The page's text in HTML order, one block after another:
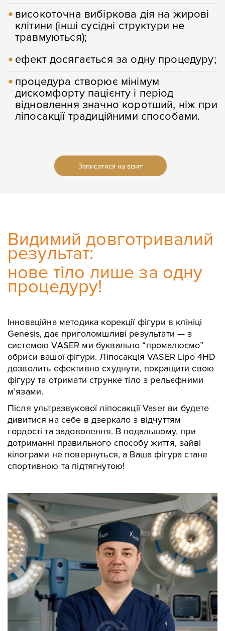
високоточна вибіркова дія на жирові
клітини (інші сусідні структури не
травмуються);
ефект досягається за одну процедуру;
процедура створює мінімум
дискомфорту пацієнту і період
відновлення значно коротший, ніж при
ліпосакції традиційними способами.
Записатися на візит
Видимий довготривалий
результат:
нове тіло лише за одну
процедуру!
Інноваційна методика корекції фігури в клініці
Genesis, дає приголомшливі результати — з
системою VASER ми буквально “промалюємо”
обриси вашої фігури. Ліпосакція VASER Lipo 4HD
дозволить ефективно схуднути, покращити свою
фігуру та отримати струнке тіло з рельєфними
м’язами.
Після ультразвукової ліпосакції Vaser ви будете
дивитися на себе в дзеркало з відчуттям
гордості та задоволення. В подальшому, при
дотриманні правильного способу життя, зайві
кілограми не повернуться, а Ваша фігура стане
спортивною та підтягнутою!